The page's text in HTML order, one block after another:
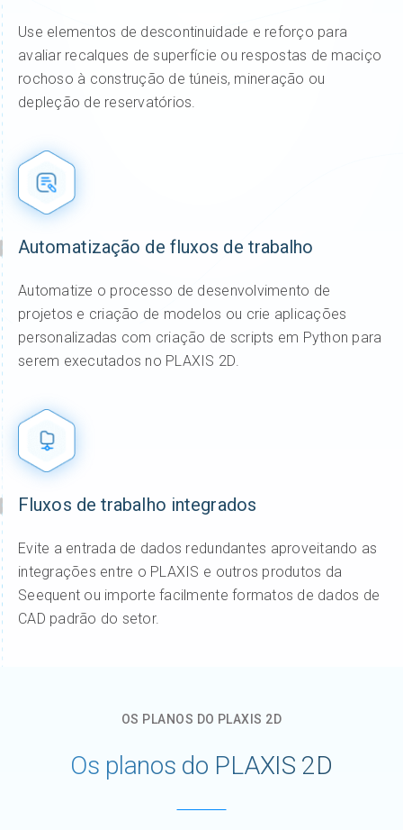
Use elementos de descontinuidade e reforço para
avaliar recalques de superfície ou respostas de maciço
rochoso à construção de túneis, mineração ou
depleção de reservatórios.
Automatização de fluxos de trabalho
Automatize o processo de desenvolvimento de
projetos e criação de modelos ou crie aplicações
personalizadas com criação de scripts em Python para
serem executados no PLAXIS 2D.
Fluxos de trabalho integrados
Evite a entrada de dados redundantes aproveitando as
integrações entre o PLAXIS e outros produtos da
Seequent ou importe facilmente formatos de dados de
CAD padrão do setor.
OS PLANOS DO PLAXIS 2D
Os planos do PLAXIS 2D